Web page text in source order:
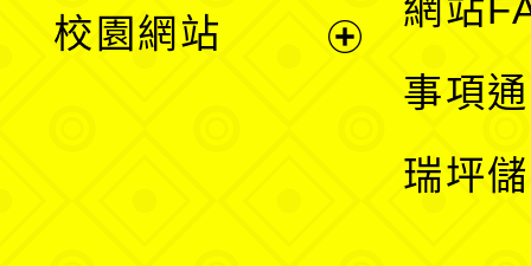
校園網站
網站
事項
瑞坪